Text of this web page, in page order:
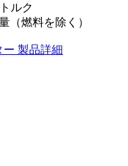
ルク
（燃料を除く）
ー 製品詳細